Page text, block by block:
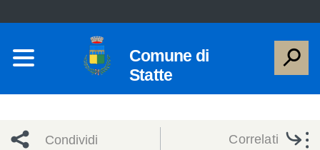
Comune di
Statte
Condividi Correlati